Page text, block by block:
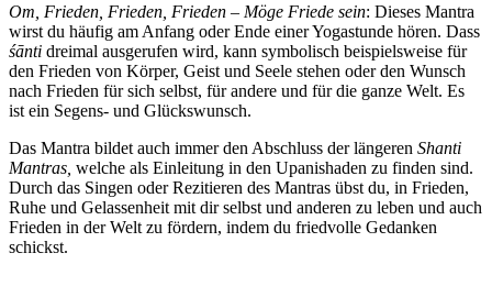
Om, Frieden, Frieden, Frieden – Möge Friede sein: Dieses Mantra
wirst du häufig am Anfang oder Ende einer Yogastunde hören. Dass
śānti dreimal ausgerufen wird, kann symbolisch beispielsweise für
den Frieden von Körper, Geist und Seele stehen oder den Wunsch
nach Frieden für sich selbst, für andere und für die ganze Welt. Es
ist ein Segens- und Glückswunsch.
Das Mantra bildet auch immer den Abschluss der längeren Shanti
Mantras, welche als Einleitung in den Upanishaden zu finden sind.
Durch das Singen oder Rezitieren des Mantras übst du, in Frieden,
Ruhe und Gelassenheit mit dir selbst und anderen zu leben und auch
Frieden in der Welt zu fördern, indem du friedvolle Gedanken
schickst.